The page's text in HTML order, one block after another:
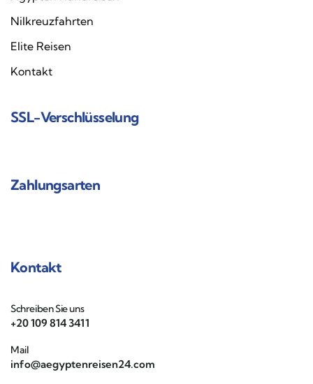
Nilkreuzfahrten
Elite Reisen
Kontakt
SSL-Verschlüsselung
Zahlungsarten
Kontakt
Schreiben Sie uns
+20 109 814 3411
Mail
info@aegyptenreisen24.com